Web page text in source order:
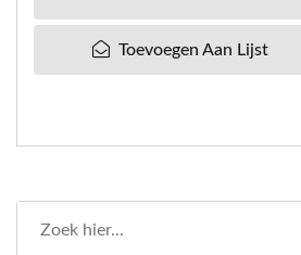
Toevoegen Aan Lijst